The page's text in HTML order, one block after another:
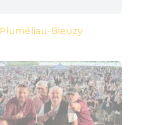
Pluméliau-Bieuzy